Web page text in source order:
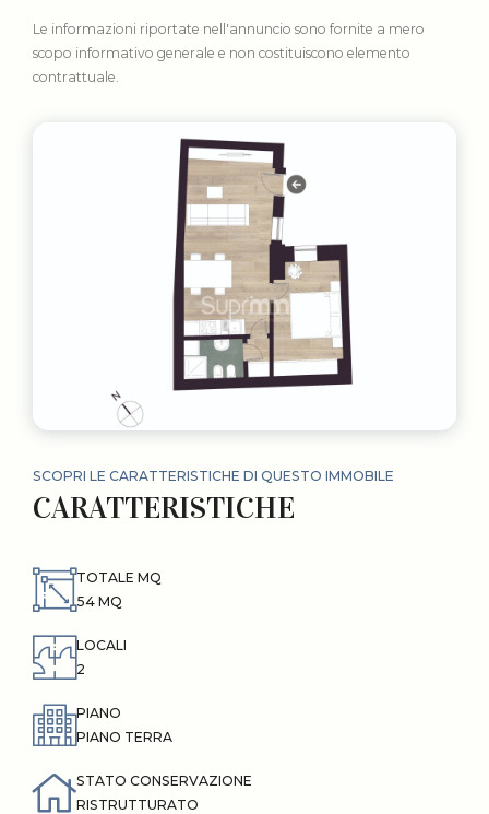
Le informazioni riportate nell'annuncio sono fornite a mero
scopo informativo generale e non costituiscono elemento
contrattuale.
SCOPRI LE CARATTERISTICHE DI QUESTO IMMOBILE
CARATTERISTICHE
TOTALE MQ
54 MQ
LOCALI
2
PIANO
PIANO TERRA
STATO CONSERVAZIONE
RISTRUTTURATO